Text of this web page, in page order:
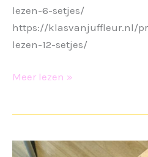
lezen-6-setjes/
https://klasvanjuffleur.nl/
lezen-12-setjes/
Challenge
Meer lezen »